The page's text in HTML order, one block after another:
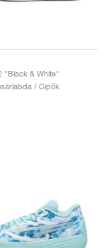
"Black & White"
/ Cipők